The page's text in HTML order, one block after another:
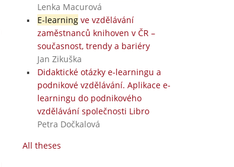
Lenka Macurová
E-learningve vzdělávání
zaměstnanců knihoven v ČR –
současnost, trendy a bariéry
Jan Zikuška
Didaktické otázky e-learningu a
podnikové vzdělávání. Aplikace e-
learningu do podnikového
vzdělávání společnosti Libro
Petra Dočkalová
All theses